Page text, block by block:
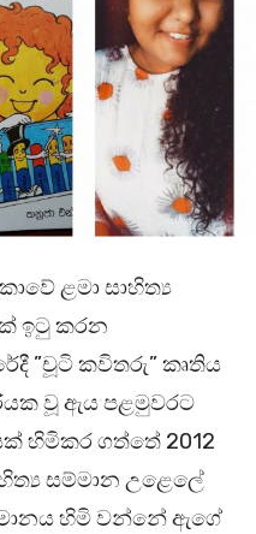
ළමා සාහිත්‍ය
ඉටු කරන
”චූටි කවිතරු” කෘතිය
වූ ඇය පළමුවරට
හිමිකර ගත්තේ 2012
සම්මාන උළෙලේ
හිමි වන්නේ ඇගේ